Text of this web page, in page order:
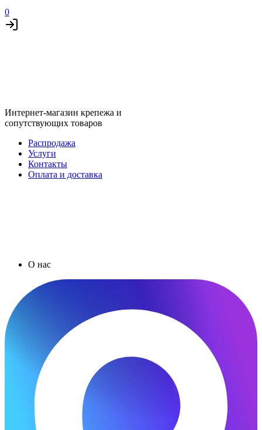
0
Интернет-магазин крепежа и
сопутствующих товаров
Распродажа
Услуги
Контакты
Оплата и доставка
О нас